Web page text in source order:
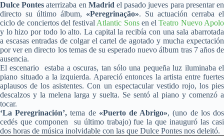
Dulce Pontesaterrizaba en Madrid el pasado jueves para presentar en
directo su último álbum, «Peregrinação». Su actuación cerraba el
ciclo de conciertos del festival Atlantic Sonsen elTeatro Nuevo Apolo
y lo hizo por todo lo alto. La capital la recibía con una sala abarrotada
a escasas entradas de colgar el cartel de agotado y mucha expectación
por ver en directo los temas de su esperado nuevo álbum tras 7 años de
ausencia.
El escenario estaba a oscuras, tan sólo una pequeña luz iluminaba el
piano situado a la izquierda. Apareció entonces la artista entre fuertes
aplausos de los asistentes. Con un espectacular vestido rojo, los pies
descalzos y la melena larga y suelta. Se sentó al piano y comenzó a
tocar.
‘La Peregrinación’, tema de «Puerto de Abrigo», (uno de los dos
cedés que componen
su último trabajo) fue la que inauguró las casi
dos horas de música inolvidable con las que Dulce Pontes nos deleitó.